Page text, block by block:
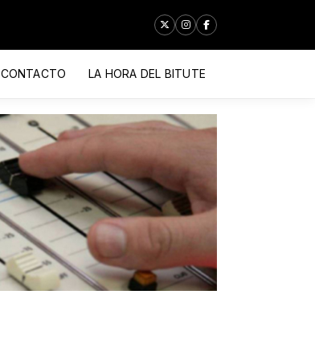
CONTACTO LA HORA DEL BITUTE